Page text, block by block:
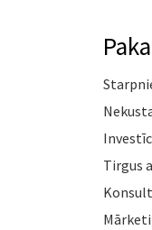
Tirgus